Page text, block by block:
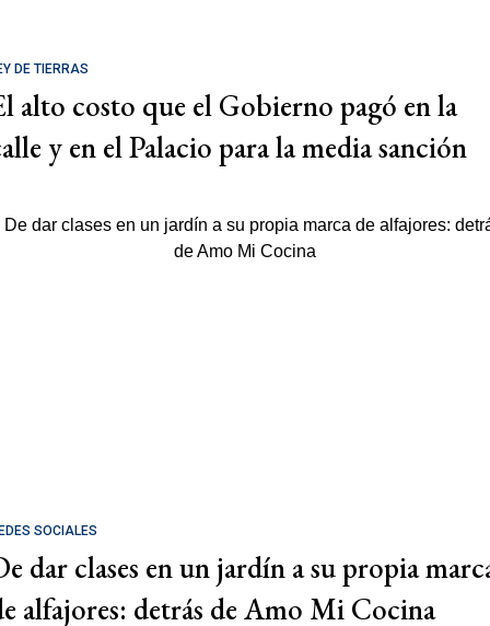
DE TIERRAS
alto costo que el Gobierno pagó en la
y en el Palacio para la media sanción
SOCIALES
dar clases en un jardín a su propia
alfajores: detrás de Amo Mi Cocina